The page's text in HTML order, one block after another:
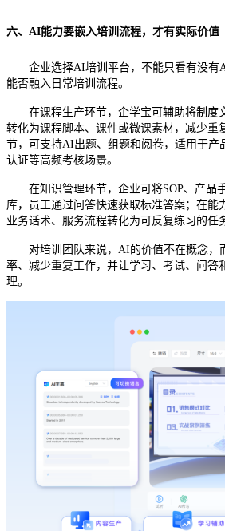
六、 AI能力要嵌入培训流程，才有实际价值
企业选择AI培训平台，不能只看有没有
能否融入日常培训流程。
在课程生产环节，企学宝可辅助将制度
转化为课程脚本、课件或微课素材，减少重
节，可支持AI出题、组题和阅卷，适用于产
认证等高频考核场景。
在知识管理环节，企业可将SOP、产品
库，员工通过问答快速获取标准答案；在能
业务话术、服务流程转化为可反复练习的任
对培训团队来说， AI的价值不在概念，
率、减少重复工作，并让学习、考试、问答
理。